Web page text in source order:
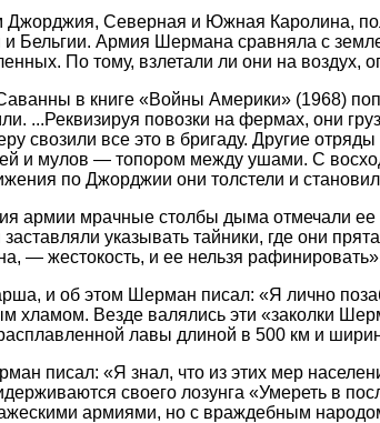
Джорджия, Северная и Южная Каролина,
Бельгии. Армия Шермана сравняла с
По тому, взлетали ли они на воздух,
в книге «Войны Америки» (1968)
...Реквизируя повозки на фермах, они
свозили все это в бригаду. Другие
и мулов — топором между ушами. С
по Джорджии они толстели и
армии мрачные столбы дыма отмечали
указывать тайники, где они
— жестокость, и ее нельзя
и об этом Шерман писал: «Я лично
хламом. Везде валялись эти «заколки
лавы длиной в 500 км и
писал: «Я знал, что из этих мер
своего лозунга «Умереть в
армиями, но с враждебным